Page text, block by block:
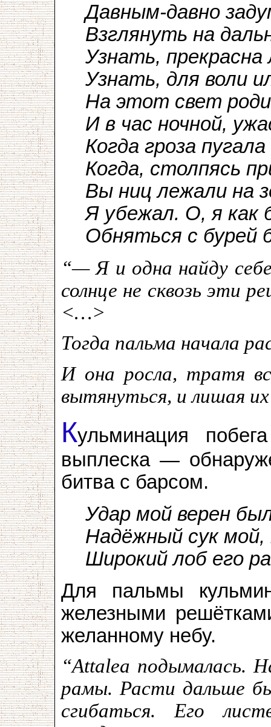
Давным-давно
Взглянуть на
Узнать, прекрасна
Узнать, для воли
На этот свет
И в час ночной,
Когда гроза пугала
Когда, столпясь
Вы ниц лежали на
Я убежал. О, я как
Обняться с бурей
“— Я и одна найду
солнце не сквозь эти
<…>
Тогда пальма начала
И она росла, тратя
вытянуться, и лишая
Кульминация
выплеска —
битва с барсом.
Удар мой верен
Надёжный сук мой,
Широкий лоб его
Для пальмы
железными
желанному небу.
“Attalea подымалась.
рамы. Расти дальше
сгибаться. Его